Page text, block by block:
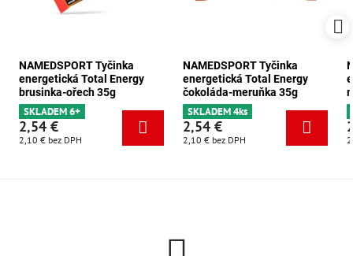
NAMEDSPORT Tyčinka
energetická Total Energy
brusinka-ořech 35g
SKLADEM 6+
2,54 €
2,10 € bez DPH
NAMEDSPORT Tyčinka
energetická Total Energy
čokoláda-meruňka 35g
SKLADEM 4ks
2,54 €
2,10 € bez DPH